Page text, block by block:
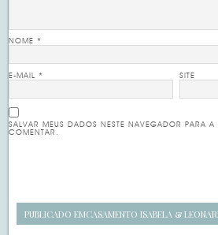
NOME*
E-MAIL* SITE
SALVAR MEUS DADOS NESTE NAVEGADOR PARA A
COMENTAR.
PUBLICADO EMCASAMENTO ISABELA &